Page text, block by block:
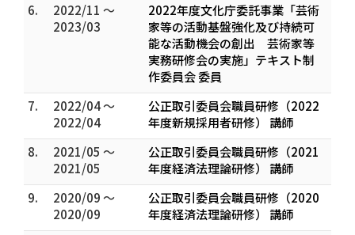
6.
2022/11 ～
2023/03
2022年度文化庁委託事業「芸術
家等の活動基盤強化及び持続可
能な活動機会の創出 芸術家等
実務研修会の実施」テキスト制
作委員会 委員
7.
2022/04 ～
2022/04
公正取引委員会職員研修（2022
年度新規採用者研修） 講師
8.
2021/05 ～
2021/05
公正取引委員会職員研修（2021
年度経済法理論研修） 講師
9.
2020/09 ～
2020/09
公正取引委員会職員研修（2020
年度経済法理論研修） 講師